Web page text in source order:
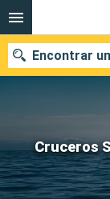
Cruceros
Encontrar
Nuestros
Fecha de